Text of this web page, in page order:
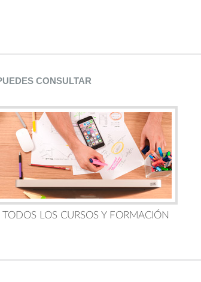
CONSULTAR
TODOS LOS CURSOS Y FORMACIÓN